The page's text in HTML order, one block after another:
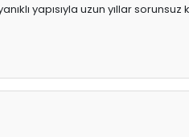
yapısıyla uzun yıllar sorunsuz